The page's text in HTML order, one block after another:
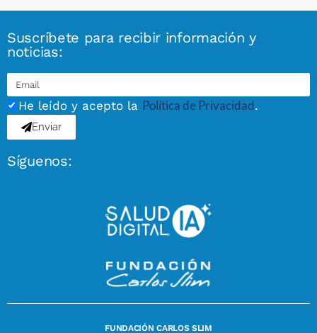
Suscríbete para recibir información y
noticias:
He leído y acepto la Política de Privacidad.
Enviar
Síguenos:
FUNDACIÓN CARLOS SLIM